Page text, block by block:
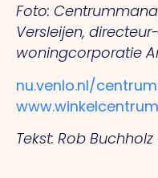
Foto:
Versleijen,
woningcorporatie
nu.venlo.nl/
Tekst: Rob